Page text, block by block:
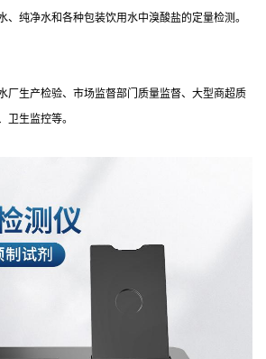
、纯净水和各种包装饮用水中溴酸盐的定量检测。
厂生产检验、市场监督部门质量监督、大型商超质
卫生监控等。